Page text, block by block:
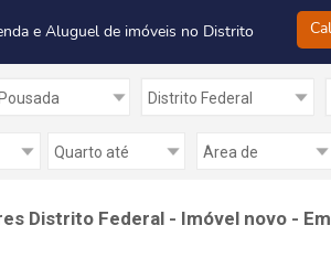
e Aluguel de imóveis no Distrito
Distrito Federal - Imóvel novo -